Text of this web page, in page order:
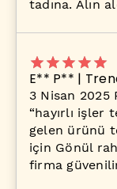
tadına. Alın
E** P** |
3 Nisan 2025
“hayırlı işler
gelen ürünü
için Gönül
firma